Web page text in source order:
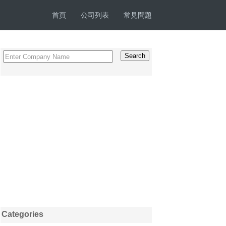
首頁 公司列表 常見問題
Categories